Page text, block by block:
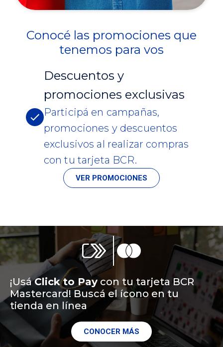
Conocé las promociones que
tenemos para vos
Descuentos y
promociones exclusivas
Participá en campañas,
promociones y descuentos
exclusivos al realizar compras
con tu tarjeta BCR.
VER PROMOCIONES
¡UsáClick to Pay con tu tarjeta BCR
Mastercard! Buscá el ícono en tu
tienda en línea
CONOCER MÁS